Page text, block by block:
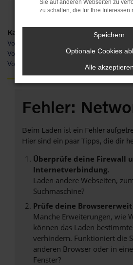
Kategorie
Volvo XC90 Gebrauchtwagen Jena
Volvo XC90 Neuwagen Jena
Volvo XC90 Jena
Fehler:
Beim Laden ist ein Fehler
Hier sind ein paar Tipps, die dir
Überprüfe deine Firewall
Internetverbindung.
Laden andere Webseiten,
Suchmaschine?
Prüfe deine
Manche Erweiterungen, wie
können das Laden
verhindern. Funktioniert die
anderen Browser oder in
Fenster?
Sie auf anderen Webseiten zu
zu schalten, die für Ihre Interessen
Speichern
Optionale Cookies
Alle akzeptieren